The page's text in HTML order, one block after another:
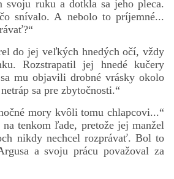
svoju ruku a dotkla sa jeho pleca.
snívalo. A nebolo to príjemné...
do jej veľkých hnedých očí, vždy
Rozstrapatil jej hnedé kučery
mu objavili drobné vrásky okolo
sa pre zbytočnosti.“
mory kvôli tomu chlapcovi...“
tenkom ľade, pretože jej manžel
nikdy nechcel rozprávať. Bol to
a svoju prácu považoval za